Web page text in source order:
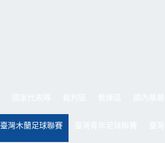
臺灣木蘭足球聯賽